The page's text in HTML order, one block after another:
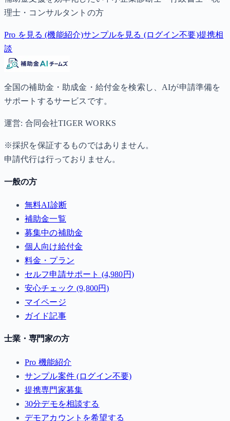
理士・コンサルタントの方
Pro を見る (機能紹介)サンプルを見る (ログイン不要)提携相
談
全国の補助金・助成金・給付金を検索し、AIが申請準備を
サポートするサービスです。
運営: 合同会社TIGER WORKS
※採択を保証するものではありません。
申請代行は行っておりません。
一般の方
無料AI診断
補助金一覧
募集中の補助金
個人向け給付金
料金・プラン
セルフ申請サポート (4,980円)
安心チェック (9,800円)
マイページ
ガイド記事
士業・専門家の方
Pro 機能紹介
サンプル案件 (ログイン不要)
提携専門家募集
30分デモを相談する
デモアカウントを希望する